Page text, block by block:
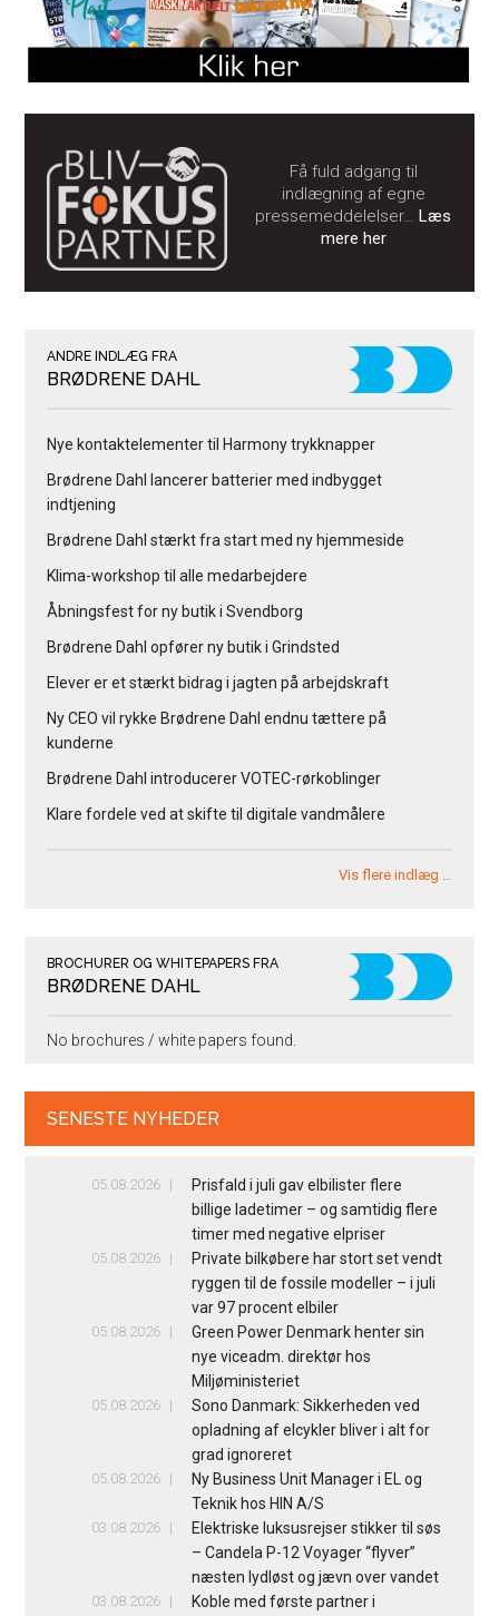
Få fuld adgang til
indlægning af egne
pressemeddelelser… Læs
mere her
ANDRE INDLÆG FRA
BRØDRENE DAHL
Nye kontaktelementer til Harmony trykknapper
Brødrene Dahl lancerer batterier med indbygget
indtjening
Brødrene Dahl stærkt fra start med ny hjemmeside
Klima-workshop til alle medarbejdere
Åbningsfest for ny butik i Svendborg
Brødrene Dahl opfører ny butik i Grindsted
Elever er et stærkt bidrag i jagten på arbejdskraft
Ny CEO vil rykke Brødrene Dahl endnu tættere på
kunderne
Brødrene Dahl introducerer VOTEC-rørkoblinger
Klare fordele ved at skifte til digitale vandmålere
Vis flere indlæg …
BROCHURER OG WHITEPAPERS FRA
BRØDRENE DAHL
No brochures / white papers found.
SENESTE NYHEDER
05.08.2026
Prisfald i juli gav elbilister flere
billige ladetimer – og samtidig flere
timer med negative elpriser
05.08.2026
Private bilkøbere har stort set vendt
ryggen til de fossile modeller – i juli
var 97 procent elbiler
05.08.2026
Green Power Denmark henter sin
nye viceadm. direktør hos
Miljøministeriet
05.08.2026
Sono Danmark: Sikkerheden ved
opladning af elcykler bliver i alt for
grad ignoreret
05.08.2026
Ny Business Unit Manager i EL og
Teknik hos HIN A/S
03.08.2026
Elektriske luksusrejser stikker til søs
– Candela P-12 Voyager “flyver”
næsten lydløst og jævn over vandet
03.08.2026
Koble med første partner i